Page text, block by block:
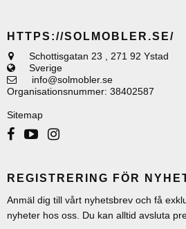
HTTPS://SOLMOBLER.SE/
Schottisgatan 23
271 92 Ystad
Sverige
info@solmobler.se
Organisationsnummer: 38402587
Sitemap
REGISTRERING FÖR
Anmäl dig till vårt nyhetsbrev och få
nyheter hos oss. Du kan alltid avsluta